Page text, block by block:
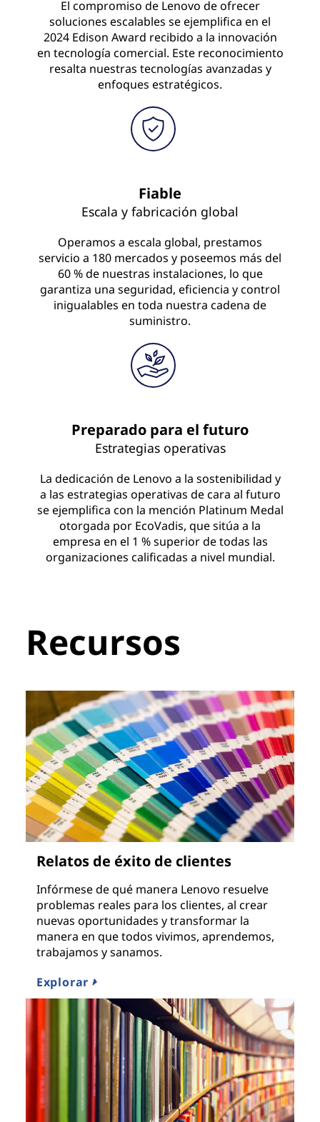
El compromiso de Lenovo de ofrecer
soluciones escalables se ejemplifica en el
2024 Edison Award recibido a la innovación
en tecnología comercial. Este reconocimiento
resalta nuestras tecnologías avanzadas y
enfoques estratégicos.
Fiable
Escala y fabricación global
Operamos a escala global, prestamos
servicio a 180 mercados y poseemos más del
60 % de nuestras instalaciones, lo que
garantiza una seguridad, eficiencia y control
inigualables en toda nuestra cadena de
suministro.
Preparado para el futuro
Estrategias operativas
La dedicación de Lenovo a la sostenibilidad y
a las estrategias operativas de cara al futuro
se ejemplifica con la mención Platinum Medal
otorgada por EcoVadis, que sitúa a la
empresa en el 1 % superior de todas las
organizaciones calificadas a nivel mundial.
Recursos
Relatos de éxito de clientes
Infórmese de qué manera Lenovo resuelve
problemas reales para los clientes, al crear
nuevas oportunidades y transformar la
manera en que todos vivimos, aprendemos,
trabajamos y sanamos.
Explorar